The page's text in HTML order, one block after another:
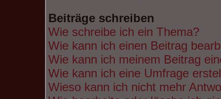
Beiträge schreiben
Wie schreibe ich ein Thema?
Wie kann ich einen Beitrag
Wie kann ich meinem Beitrag
Wie kann ich eine Umfrage
Wieso kann ich nicht mehr